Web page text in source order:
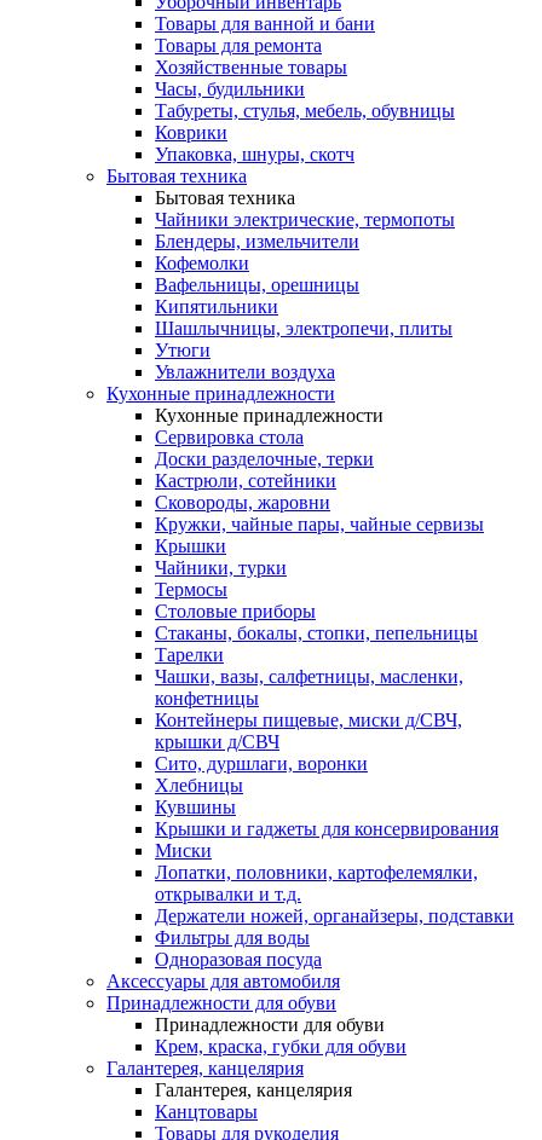
Товары для ванной и бани
Товары для ремонта
Хозяйственные товары
Часы, будильники
Табуреты, стулья, мебель, обувницы
Коврики
Упаковка, шнуры, скотч
Бытовая техника
Бытовая техника
Чайники электрические, термопоты
Блендеры, измельчители
Кофемолки
Вафельницы, орешницы
Кипятильники
Шашлычницы, электропечи, плиты
Утюги
Увлажнители воздуха
Кухонные принадлежности
Кухонные принадлежности
Сервировка стола
Доски разделочные, терки
Кастрюли, сотейники
Сковороды, жаровни
Кружки, чайные пары, чайные сервизы
Крышки
Чайники, турки
Термосы
Столовые приборы
Стаканы, бокалы, стопки, пепельницы
Тарелки
Чашки, вазы, салфетницы, масленки,
конфетницы
Контейнеры пищевые, миски д/СВЧ,
крышки д/СВЧ
Сито, дуршлаги, воронки
Хлебницы
Кувшины
Крышки и гаджеты для консервирования
Миски
Лопатки, половники, картофелемялки,
открывалки и т.д.
Держатели ножей, органайзеры, подставки
Фильтры для воды
Одноразовая посуда
Аксессуары для автомобиля
Принадлежности для обуви
Принадлежности для обуви
Крем, краска, губки для обуви
Галантерея, канцелярия
Галантерея, канцелярия
Канцтовары
Товары для рукоделия